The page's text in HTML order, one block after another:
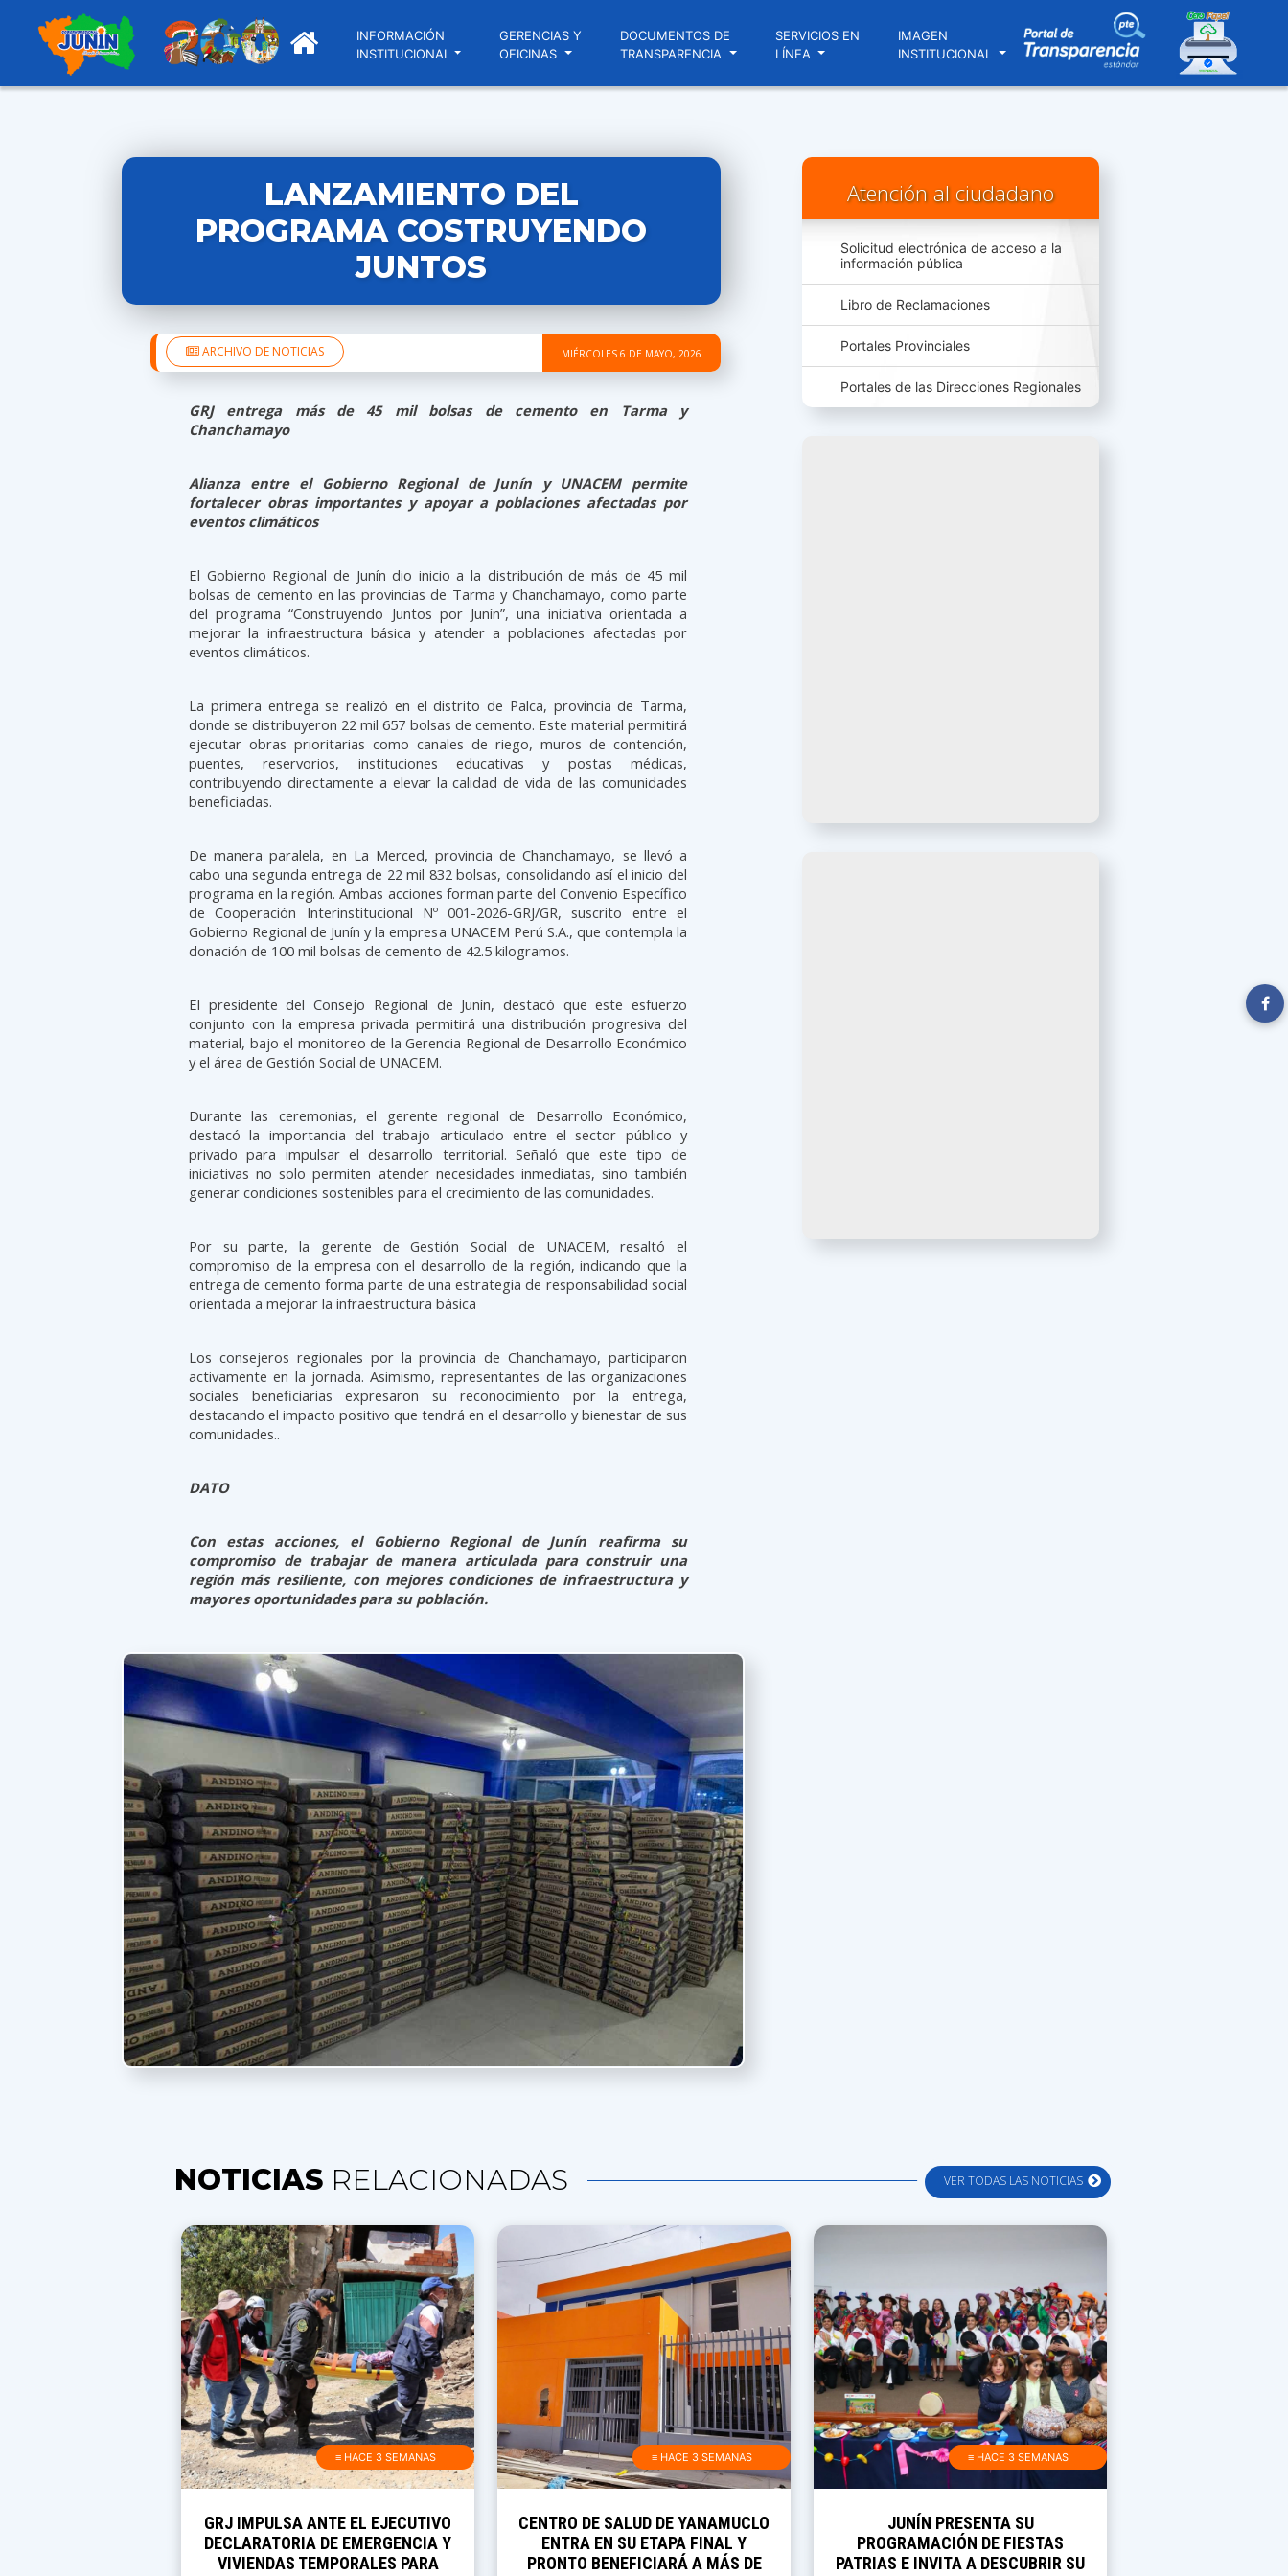
INFORMACIÓN
INSTITUCIONAL
GERENCIAS Y
OFICINAS
DOCUMENTOS DE
TRANSPARENCIA
SERVICIOS EN
LÍNEA
IMAGEN
INSTITUCIONAL
Atención al ciudadano
Solicitud electrónica de acceso a la
información pública
Libro de Reclamaciones
Portales Provinciales
Portales de las Direcciones Regionales
LANZAMIENTO DEL
PROGRAMA COSTRUYENDO
JUNTOS
MIÉRCOLES 6 DE MAYO, 2026
ARCHIVO DE NOTICIAS
GRJ entrega más de 45 mil bolsas de cemento en Tarma y
Chanchamayo
Alianza entre el Gobierno Regional de Junín y UNACEM permite
fortalecer obras importantes y apoyar a poblaciones afectadas por
eventos climáticos
El Gobierno Regional de Junín dio inicio a la distribución de más de 45 mil
bolsas de cemento en las provincias de Tarma y Chanchamayo, como parte
del programa “Construyendo Juntos por Junín”, una iniciativa orientada a
mejorar la infraestructura básica y atender a poblaciones afectadas por
eventos climáticos.
La primera entrega se realizó en el distrito de Palca, provincia de Tarma,
donde se distribuyeron 22 mil 657 bolsas de cemento. Este material permitirá
ejecutar obras prioritarias como canales de riego, muros de contención,
puentes, reservorios, instituciones educativas y postas médicas,
contribuyendo directamente a elevar la calidad de vida de las comunidades
beneficiadas.
De manera paralela, en La Merced, provincia de Chanchamayo, se llevó a
cabo una segunda entrega de 22 mil 832 bolsas, consolidando así el inicio del
programa en la región. Ambas acciones forman parte del Convenio Específico
de Cooperación Interinstitucional Nº 001-2026-GRJ/GR, suscrito entre el
Gobierno Regional de Junín y la empresa UNACEM Perú S.A., que contempla la
donación de 100 mil bolsas de cemento de 42.5 kilogramos.
El presidente del Consejo Regional de Junín, destacó que este esfuerzo
conjunto con la empresa privada permitirá una distribución progresiva del
material, bajo el monitoreo de la Gerencia Regional de Desarrollo Económico
y el área de Gestión Social de UNACEM.
Durante las ceremonias, el gerente regional de Desarrollo Económico,
destacó la importancia del trabajo articulado entre el sector público y
privado para impulsar el desarrollo territorial. Señaló que este tipo de
iniciativas no solo permiten atender necesidades inmediatas, sino también
generar condiciones sostenibles para el crecimiento de las comunidades.
Por su parte, la gerente de Gestión Social de UNACEM, resaltó el
compromiso de la empresa con el desarrollo de la región, indicando que la
entrega de cemento forma parte de una estrategia de responsabilidad social
orientada a mejorar la infraestructura básica
Los consejeros regionales por la provincia de Chanchamayo, participaron
activamente en la jornada. Asimismo, representantes de las organizaciones
sociales beneficiarias expresaron su reconocimiento por la entrega,
destacando el impacto positivo que tendrá en el desarrollo y bienestar de sus
comunidades..
DATO
Con estas acciones, el Gobierno Regional de Junín reafirma su
compromiso de trabajar de manera articulada para construir una
región más resiliente, con mejores condiciones de infraestructura y
mayores oportunidades para su población.
VER TODAS LAS NOTICIAS
NOTICIAS RELACIONADAS
≡ HACE 3 SEMANAS
GRJ IMPULSA ANTE EL EJECUTIVO
DECLARATORIA DE EMERGENCIA Y
VIVIENDAS TEMPORALES PARA
≡ HACE 3 SEMANAS
CENTRO DE SALUD DE YANAMUCLO
ENTRA EN SU ETAPA FINAL Y
PRONTO BENEFICIARÁ A MÁS DE
≡ HACE 3 SEMANAS
JUNÍN PRESENTA SU
PROGRAMACIÓN DE FIESTAS
PATRIAS E INVITA A DESCUBRIR SU